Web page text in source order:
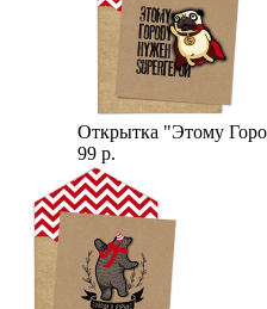
Открытка "Этому
99 р.